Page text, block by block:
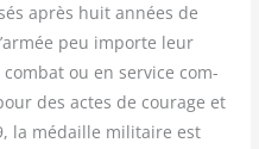
après huit années de
peu importe leur
ou en ser­vice com­
des actes de cou­rage et
la médaille mili­taire est